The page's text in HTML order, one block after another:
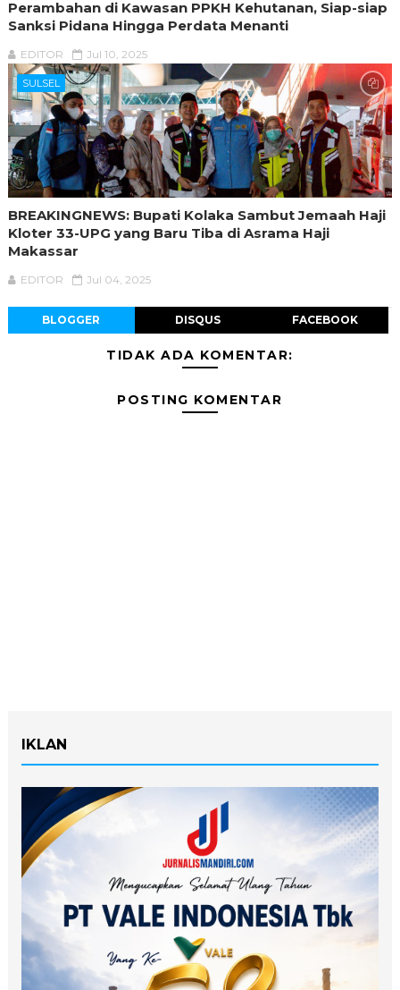
Perambahan di Kawasan PPKH Kehutanan, Siap-siap
Sanksi Pidana Hingga Perdata Menanti
EDITOR Jul 10, 2025
SULSEL
BREAKINGNEWS: Bupati Kolaka Sambut Jemaah Haji
Kloter 33-UPG yang Baru Tiba di Asrama Haji
Makassar
EDITOR Jul 04, 2025
BLOGGER DISQUS FACEBOOK
TIDAK ADA KOMENTAR:
POSTING KOMENTAR
IKLAN